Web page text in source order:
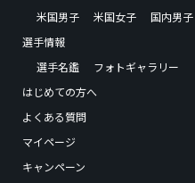
米国男子
米国女子 国内男子
選手情報
選手名鑑
フォトギャラリー
はじめての方へ
よくある質問
マイページ
キャンペーン